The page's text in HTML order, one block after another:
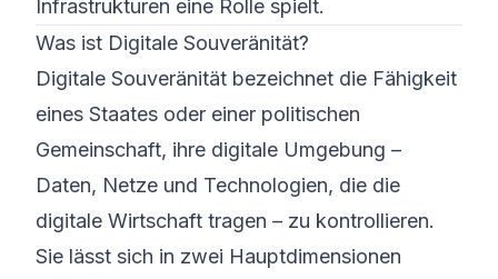
Infrastrukturen eine Rolle spielt.
Was ist Digitale Souveränität?
Digitale Souveränität bezeichnet die Fähigkeit
eines Staates oder einer politischen
Gemeinschaft, ihre digitale Umgebung –
Daten, Netze und Technologien, die die
digitale Wirtschaft tragen – zu kontrollieren.
Sie lässt sich in zwei Hauptdimensionen